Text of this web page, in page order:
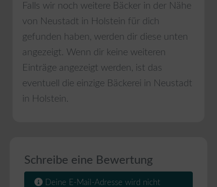
Falls wir noch weitere Bäcker in der Nähe
von Neustadt in Holstein für dich
gefunden haben, werden dir diese unten
angezeigt. Wenn dir keine weiteren
Einträge angezeigt werden, ist das
eventuell die einzige Bäckerei in Neustadt
in Holstein .
Schreibe eine Bewertung
Deine E-Mail-Adresse wird nicht